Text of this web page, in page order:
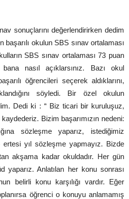
sonuçlarını değerlendirirken dedim
okulun SBS sınav ortalaması
SBS sınav ortalaması 73 puan
nasıl açıklarsınız. Bazı okul
öğrencileri seçerek aldıklarını,
söyledi. Bir özel okulun
Dedi ki : “ Biz ticari bir kuruluşuz,
Bizim başarımızın nedeni:
sözleşme yaparız, istediğimiz
ertesi yıl sözleşme yapmayız. Bizde
akşama kadar okuldadır. Her gün
yaparız. Anlatılan her konu sonrası
belirli konu karşılığı vardır. Eğer
öğrenci o konuyu anlamamış